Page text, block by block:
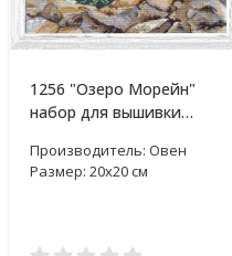
1256 "Озеро Морейн"
набор для вышивки
Производитель: Овен
Размер: 20х20 см